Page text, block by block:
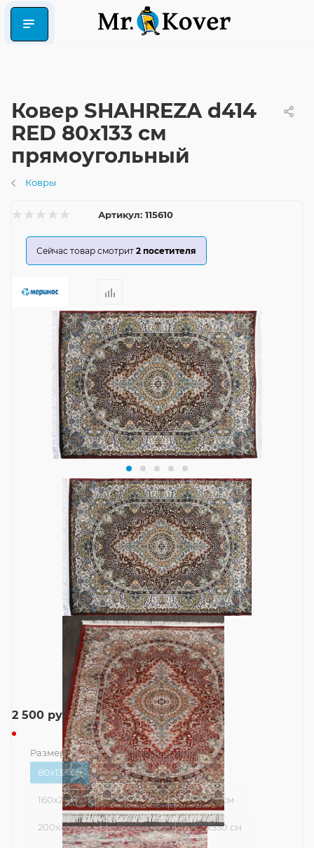
Ковер SHAHREZA d414
RED 80x133 см
прямоугольный
Ковры
Артикул: 115610
Сейчас товар смотрит 2 посетителя
2 500 руб.
Размер — 80x133 см
80x133 см
120x170 см 120x300 см
160x220 см 160x300 см 200x285 см
200x400 см 200x500 см 240x330 см